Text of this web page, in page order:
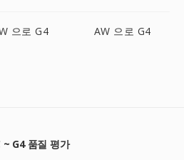
으로 G4 AW 으로 G4
~ G4 품질 평가